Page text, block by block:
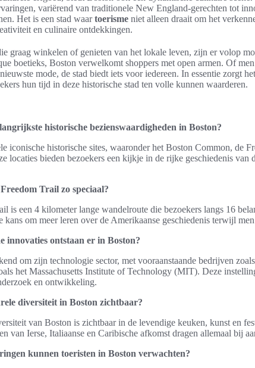
variërend van traditionele New England-gerechten tot
Het is een stad waartoerisme niet alleen draait om het
en culinaire ontdekkingen.
graag winkelen of genieten van het lokale leven, zijn er volop
boetieks, Boston verwelkomt shoppers met open armen. Of
mode, de stad biedt iets voor iedereen. In essentie zorgt
hun tijd in deze historische stad ten volle kunnen waarderen.
historische bezienswaardigheden in Boston?
iconische historische sites, waaronder het Boston Common, de
locaties bieden bezoekers een kijkje in de rijke geschiedenis van
Trail zo speciaal?
is een 4 kilometer lange wandelroute die bezoekers langs 16
kans om meer leren over de Amerikaanse geschiedenis terwijl
innovaties ontstaan er in Boston?
om zijn technologie sector, met vooraanstaande bedrijven
het Massachusetts Institute of Technology (MIT). Deze
en ontwikkeling.
diversiteit in Boston zichtbaar?
van Boston is zichtbaar in de levendige keuken, kunst en
van Ierse, Italiaanse en Caribische afkomst dragen allemaal bij
kunnen toeristen in Boston verwachten?